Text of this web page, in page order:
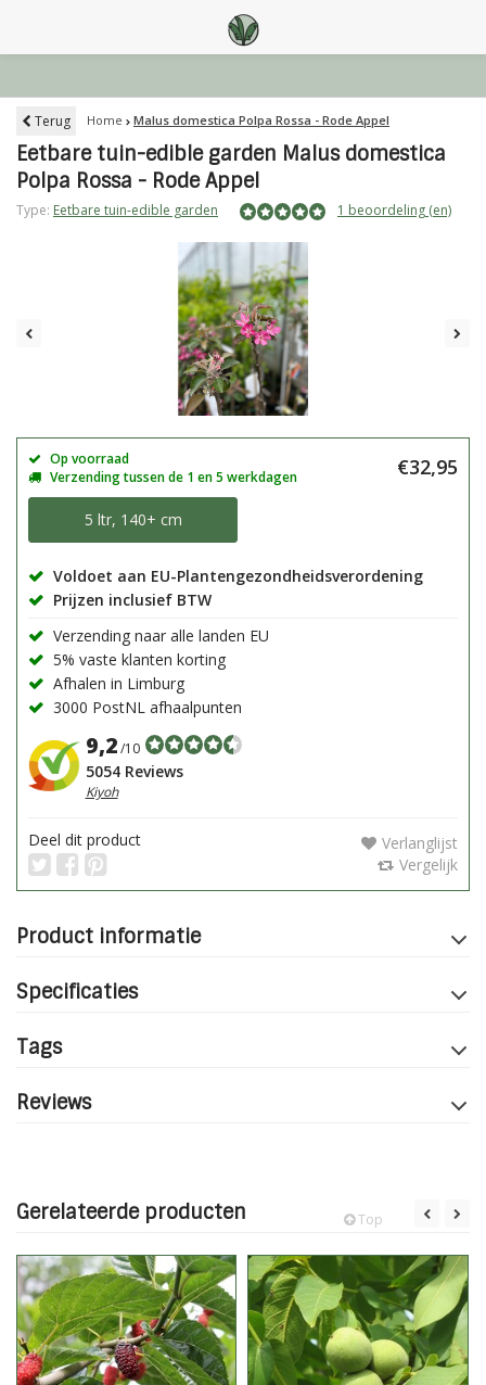
Terug Home Malus domestica Polpa Rossa - Rode Appel
Eetbare tuin-edible garden Malus domestica
Polpa Rossa - Rode Appel
Type: Eetbare tuin-edible garden 1 beoordeling (en)
Op voorraad
Verzending tussen de 1 en 5 werkdagen
€32,95
5 ltr, 140+ cm
Voldoet aan EU-Plantengezondheidsverordening
Prijzen inclusief BTW
Verzending naar alle landen EU
5% vaste klanten korting
Afhalen in Limburg
3000 PostNL afhaalpunten
9,2/10
5054 Reviews
Kiyoh
Deel dit product
Verlanglijst
Vergelijk
Product informatie
Specificaties
Tags
Reviews
Gerelateerde producten Top